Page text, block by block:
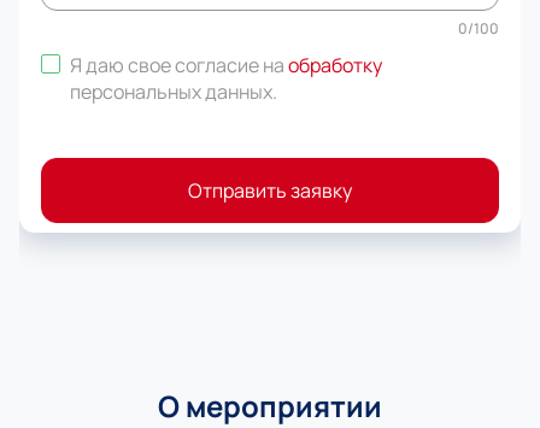
0/100
Я даю свое согласие наобработку
персональных данных.
Отправить заявку
О мероприятии